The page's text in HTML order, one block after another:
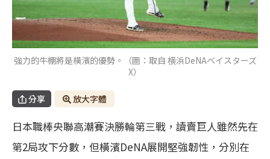
強力的牛棚將是橫濱的優勢。（圖：取自 横浜DeNAベイスターズ
X）
分享 放大字體
日本職棒央聯高潮賽決勝輪第三戰，讀賣巨人雖然先在
第2局攻下分數，但橫濱DeNA展開堅強韌性，分別在